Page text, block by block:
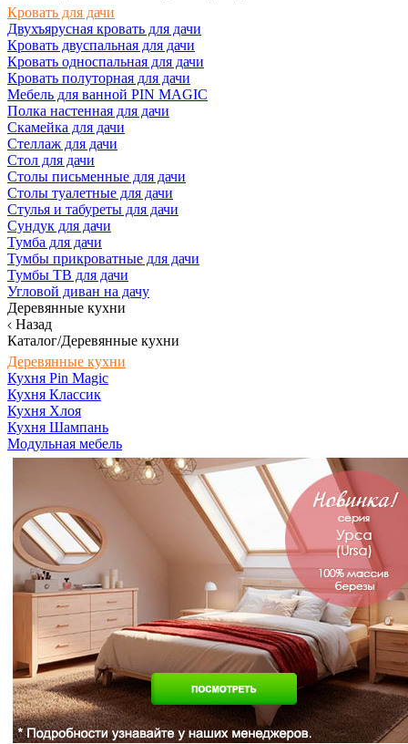
Кровать для дачи
Двухъярусная кровать для дачи
Кровать двуспальная для дачи
Кровать односпальная для дачи
Кровать полуторная для дачи
Мебель для ванной PIN MAGIC
Полка настенная для дачи
Скамейка для дачи
Стеллаж для дачи
Стол для дачи
Столы письменные для дачи
Столы туалетные для дачи
Стулья и табуреты для дачи
Сундук для дачи
Тумба для дачи
Тумбы прикроватные для дачи
Тумбы ТВ для дачи
Угловой диван на дачу
Деревянные кухни
Назад
Каталог/Деревянные кухни
Деревянные кухни
Кухня Pin Magic
Кухня Классик
Кухня Хлоя
Кухня Шампань
Модульная мебель